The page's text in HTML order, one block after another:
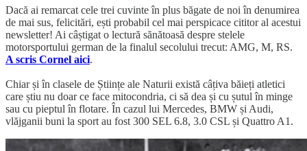
Dacă ai remarcat cele trei cuvinte în plus băgate de noi în denumirea
de mai sus, felicitări, ești probabil cel mai perspicace cititor al acestui
newsletter! Ai câștigat o lectură sănătoasă despre stelele
motorsportului german de la finalul secolului trecut: AMG, M, RS.
A scris Cornel aici.
Chiar și în clasele de Științe ale Naturii există câțiva băieți atletici
care știu nu doar ce face mitocondria, ci să dea și cu șutul în minge
sau cu pieptul în flotare. În cazul lui Mercedes, BMW și Audi,
vlăjganii buni la sport au fost 300 SEL 6.8, 3.0 CSL și Quattro A1.